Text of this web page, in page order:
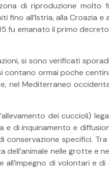
di riproduzione molto
fino all’Istria, alla Croazia e
fu emanato il primo
si sono verificati
contano ormai poche
nel Mediterraneo
dei cuccioli)
di inquinamento e
specifici. Tra
dell’animale nelle grotte e
all’impegno di volontari e